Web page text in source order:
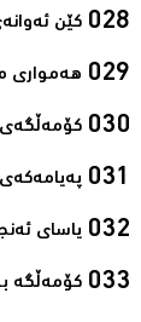
كێن
هەمواری مادەی (١١٠) خاڵی
کۆمەڵگەی
یاسای
کۆمەڵگە